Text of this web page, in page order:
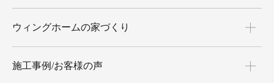
ウィングホームの家づくり
施工事例/お客様の声